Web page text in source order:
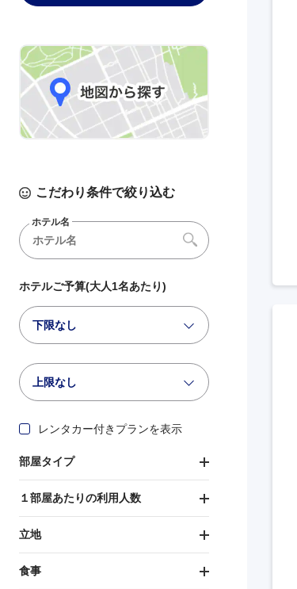
こだわり条件で絞り込む
ホテル名
ホテルご予算(大人1名あたり)
下限なし
上限なし
レンタカー付きプランを表示
部屋タイプ
１部屋あたりの利用人数
立地
食事